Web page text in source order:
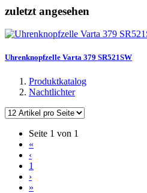
zuletzt angesehen
Uhrenknopfzelle Varta 379 SR521SW
Produktkatalog
Nachtlichter
Seite 1 von 1
«
‹
1
›
»